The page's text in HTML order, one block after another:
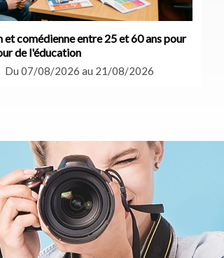
et comédienne entre 25 et 60 ans pour
de l'éducation
Du 07/08/2026 au 21/08/2026